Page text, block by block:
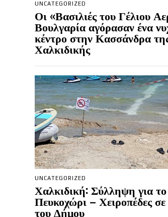
UNCATEGORIZED
Οι «Βασιλιές του Γέλιου
Βουλγαρία αγόρασαν ένα
κέντρο στην Κασσάνδρα
Χαλκιδικής
UNCATEGORIZED
Χαλκιδική: Σύλληψη για το
Πευκοχώρι – Χειροπέδες
του Δήμου